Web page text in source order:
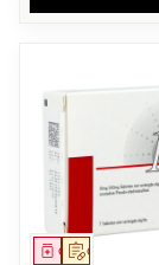
Op voorschrift
Geneesmiddel